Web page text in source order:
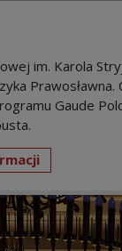
im. Karola
Prawosławna.
Gaude